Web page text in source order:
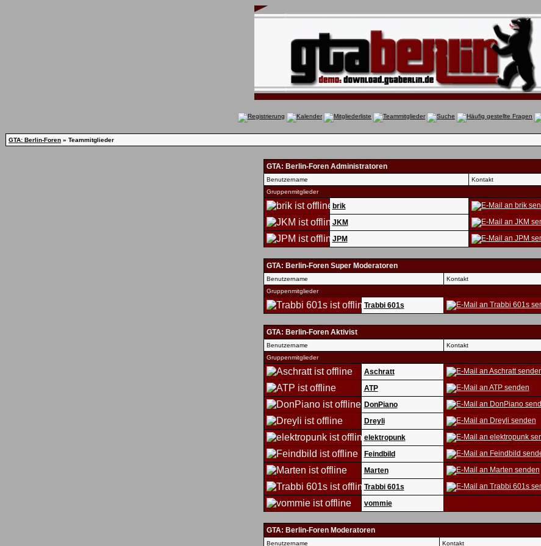
GTA: Berlin-Foren » Teammitglieder
GTA: Berlin-Foren Administratoren
Benutzername
Kontakt
Gruppenmitglieder
brik
JKM
JPM
GTA: Berlin-Foren Super Moderatoren
Benutzername
Kontakt
Gruppenmitglieder
Trabbi 601s
GTA: Berlin-Foren Aktivist
Benutzername
Kontakt
Gruppenmitglieder
Aschratt
ATP
DonPiano
Dreyli
elektropunk
Feindbild
Marten
Trabbi 601s
vommie
GTA: Berlin-Foren Moderatoren
Benutzername Kontakt